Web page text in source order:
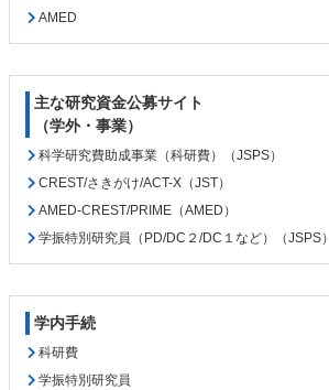
AMED
主な研究資金公募サイト
（学外・事業）
科学研究費助成事業（科研費）（JSPS）
CREST/さきがけ/ACT-X（JST）
AMED-CREST/PRIME（AMED）
学振特別研究員（PD/DC２/DC１など）（JSPS）
学内手続
科研費
学振特別研究員